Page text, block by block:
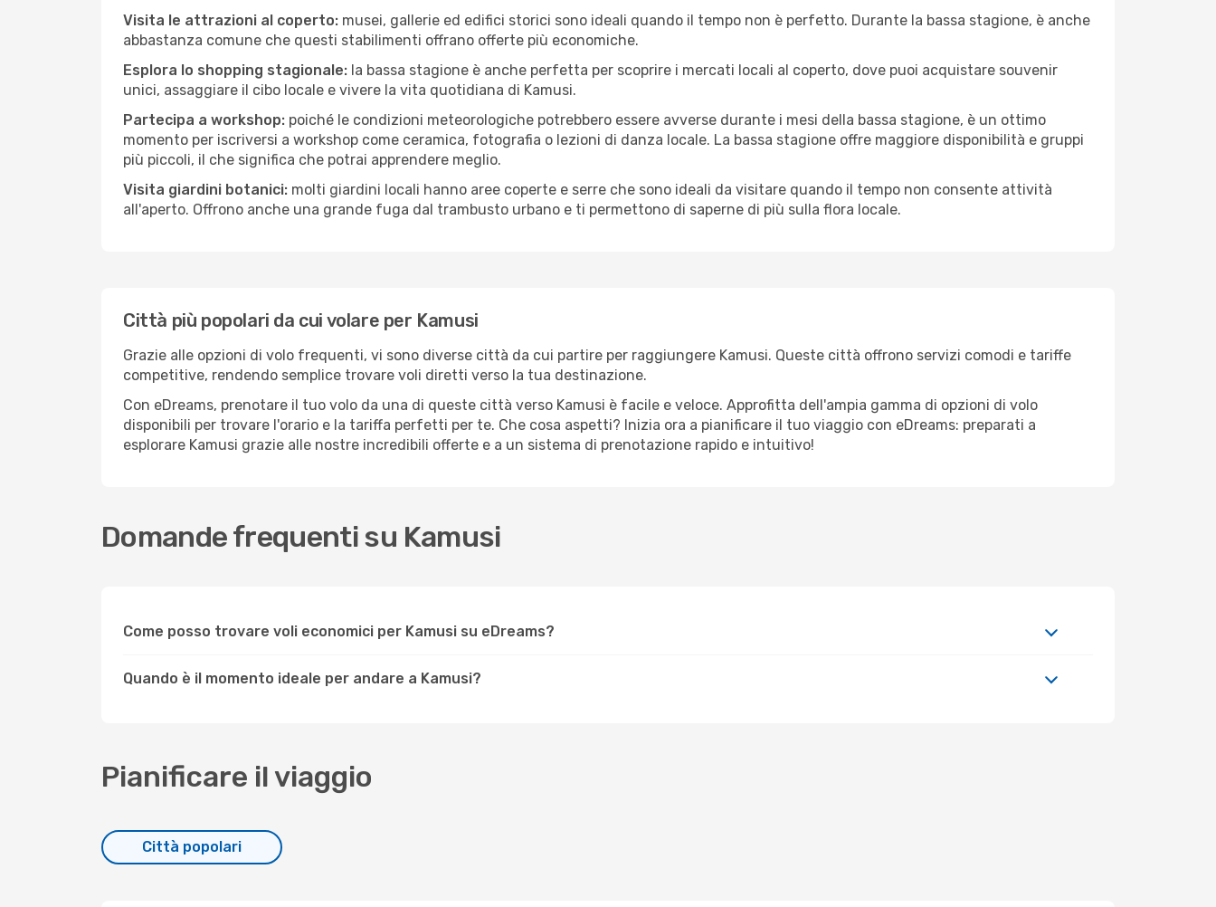
Visita le attrazioni al coperto: musei, gallerie ed edifici storici sono ideali quando il tempo non è perfetto. Durante la bassa stagione, è anche
abbastanza comune che questi stabilimenti offrano offerte più economiche.
Esplora lo shopping stagionale: la bassa stagione è anche perfetta per scoprire i mercati locali al coperto, dove puoi acquistare souvenir
unici, assaggiare il cibo locale e vivere la vita quotidiana di Kamusi.
Partecipa a workshop: poiché le condizioni meteorologiche potrebbero essere avverse durante i mesi della bassa stagione, è un ottimo
momento per iscriversi a workshop come ceramica, fotografia o lezioni di danza locale. La bassa stagione offre maggiore disponibilità e gruppi
più piccoli, il che significa che potrai apprendere meglio.
Visita giardini botanici: molti giardini locali hanno aree coperte e serre che sono ideali da visitare quando il tempo non consente attività
all'aperto. Offrono anche una grande fuga dal trambusto urbano e ti permettono di saperne di più sulla flora locale.
Città più popolari da cui volare per Kamusi
Grazie alle opzioni di volo frequenti, vi sono diverse città da cui partire per raggiungere Kamusi. Queste città offrono servizi comodi e tariffe
competitive, rendendo semplice trovare voli diretti verso la tua destinazione.
Con eDreams, prenotare il tuo volo da una di queste città verso Kamusi è facile e veloce. Approfitta dell'ampia gamma di opzioni di volo
disponibili per trovare l'orario e la tariffa perfetti per te. Che cosa aspetti? Inizia ora a pianificare il tuo viaggio con eDreams: preparati a
esplorare Kamusi grazie alle nostre incredibili offerte e a un sistema di prenotazione rapido e intuitivo!
Domande frequenti su Kamusi
Come posso trovare voli economici per Kamusi su eDreams?
Quando è il momento ideale per andare a Kamusi?
Pianificare il viaggio
Città popolari